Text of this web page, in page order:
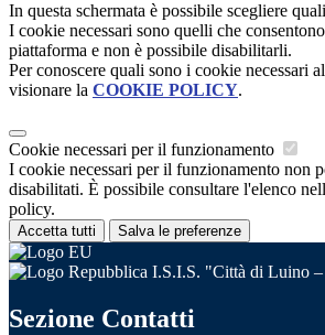
In questa schermata è possibile scegliere
I cookie necessari sono quelli che
piattaforma e non è possibile disabilitarli.
Per conoscere quali sono i cookie necessari
visionare la COOKIE POLICY.
Cookie necessari per il funzionamento
I cookie necessari per il funzionamento non
disabilitati. È possibile consultare l'elenco
policy.
Accetta tutti Salva le preferenze
I.S.I.S. "Città di Luino
Sezione Contatti